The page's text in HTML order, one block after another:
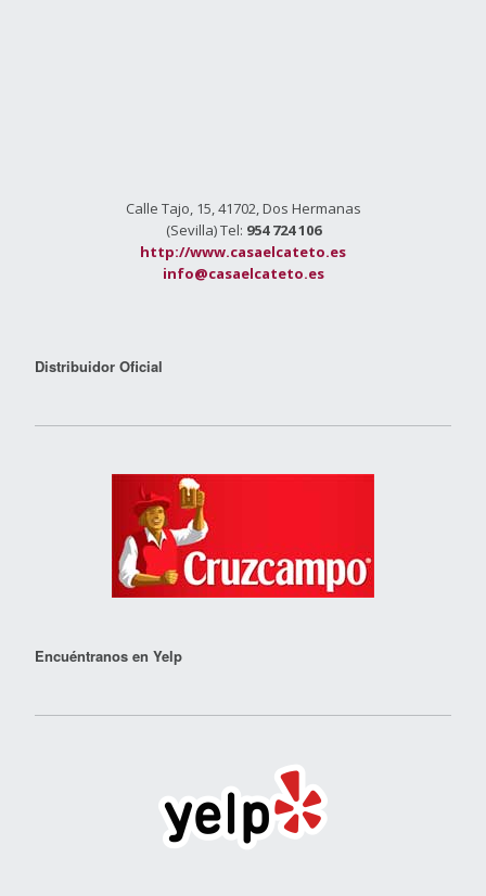
Calle Tajo, 15, 41702, Dos Hermanas
(Sevilla) Tel: 954 724 106
http://www.casaelcateto.es
info@casaelcateto.es
Distribuidor Oficial
Encuéntranos en Yelp